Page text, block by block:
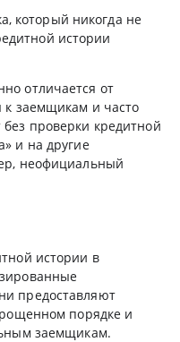
который никогда не
истории
отличается от
заемщикам и часто
проверки кредитной
и на другие
неофициальный
истории в
предоставляют
порядке и
заемщикам.